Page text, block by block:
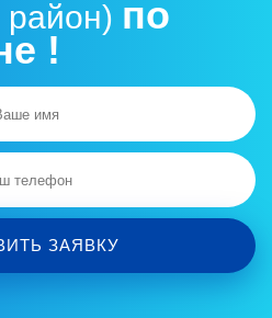
район) по
!
ЗАЯВКУ